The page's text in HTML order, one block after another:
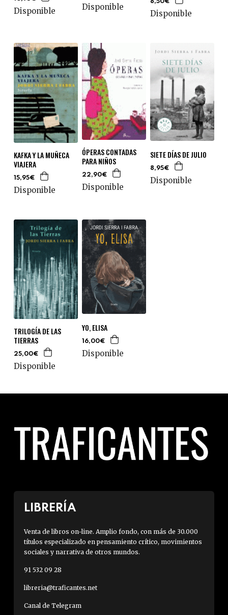
Disponible Disponible
8,50€
Disponible
KAFKA Y LA MUÑECA
VIAJERA
15,95€
Disponible
ÓPERAS CONTADAS
PARA NIÑOS
22,90€
Disponible
SIETE DÍAS DE JULIO
8,95€
Disponible
TRILOGÍA DE LAS
TIERRAS
25,00€
Disponible
YO, ELISA
16,00€
Disponible
LIBRERÍA
Venta de libros on-line. Amplio fondo, con más de 30.000
títulos especializado en pensamiento crítico, movimientos
sociales y narrativa de otros mundos.
91 532 09 28
libreria@traficantes.net
Canal de Telegram